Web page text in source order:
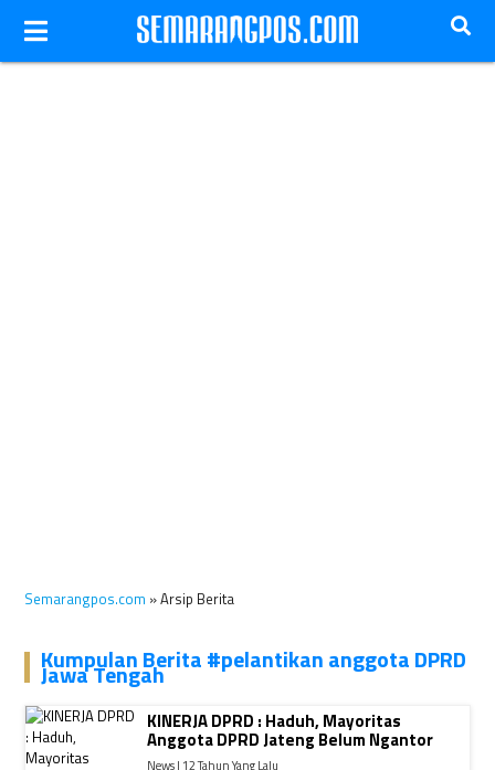
Semarangpos.com » Arsip Berita
Kumpulan Berita #pelantikan anggota DPRD
Jawa Tengah
KINERJA DPRD : Haduh, Mayoritas
Anggota DPRD Jateng Belum Ngantor
News | 12 Tahun Yang Lalu